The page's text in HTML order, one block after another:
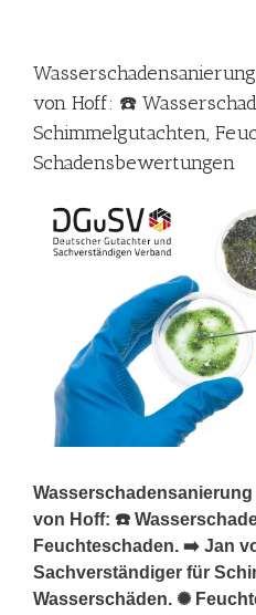
von Hoff: ☎️
Schimmelgutachten,
Schadensbewertungen
von Hoff: ☎️
Feuchteschaden. ➡️ Jan
Sachverständiger für
Wasserschäden. ✺